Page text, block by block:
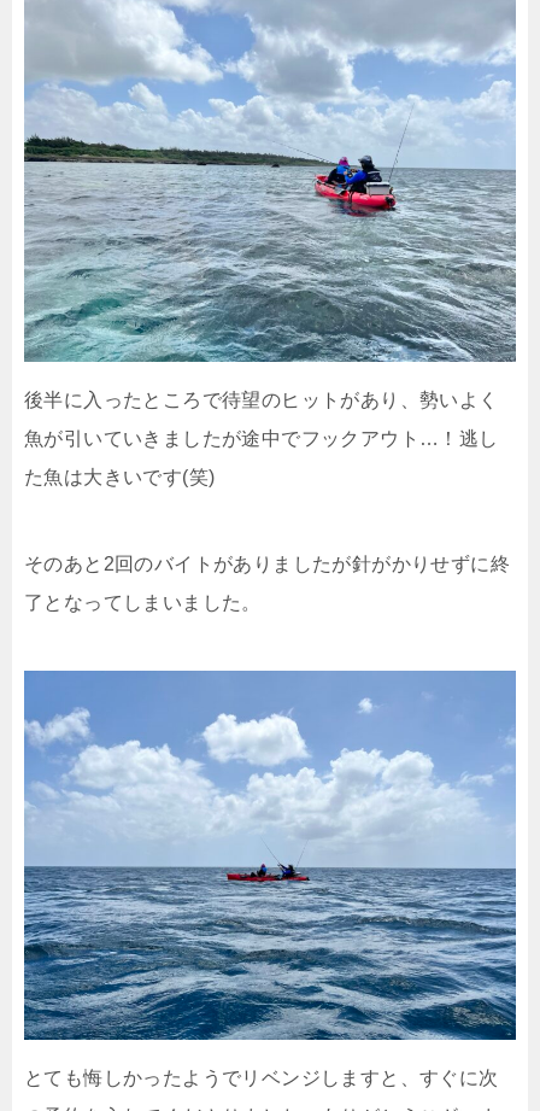
後半に入ったところで待望のヒットがあり、勢いよく
魚が引いていきましたが途中でフックアウト…！逃し
た魚は大きいです(笑)
そのあと2回のバイトがありましたが針がかりせずに終
了となってしまいました。
とても悔しかったようでリベンジしますと、すぐに次